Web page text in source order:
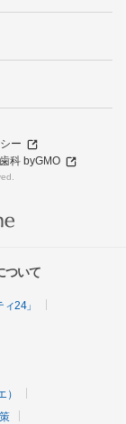
ー
科 byGMO
ついて
24」